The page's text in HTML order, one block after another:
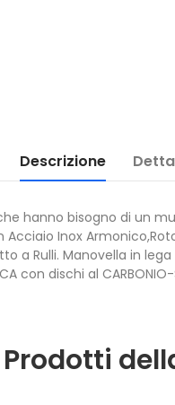
Descrizione
bisogno di un
Acciaio Inox
a Rulli. Manovella
con dischi al
Prodotti